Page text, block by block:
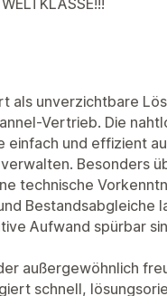
als unverzichtbare
Vertrieb. Die
und effizient
Besonders
technische
Bestandsabgleiche
Aufwand spürbar
außergewöhnlich
schnell,